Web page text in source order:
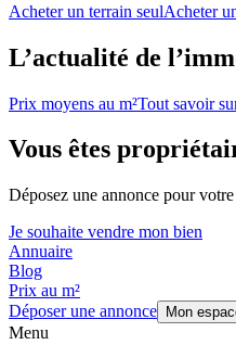
Acheter un terrain seulAcheter
L’actualité de
Prix moyens au m²Tout savoir
Vous êtes
Déposez une annonce pour
Je souhaite vendre mon bien
Annuaire
Blog
Prix au m²
Déposer une annonce
Mon
Menu